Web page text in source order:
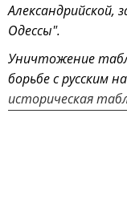
Александрийской,
Одессы".
Уничтожение
борьбе с русским
историческая